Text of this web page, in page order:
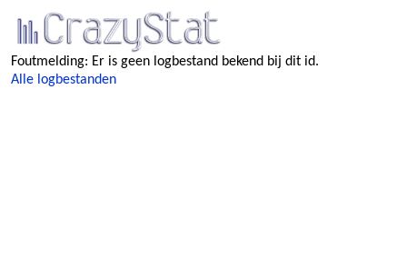
Foutmelding: Er is geen logbestand bekend bij dit id.
Alle logbestanden